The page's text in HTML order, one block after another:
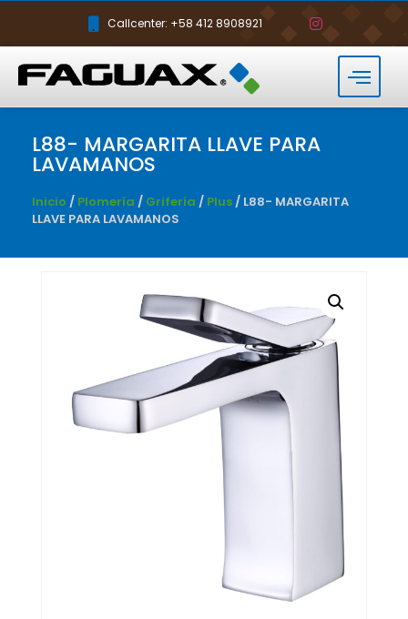
Callcenter: +58 412 8908921
L88- MARGARITA LLAVE PARA
LAVAMANOS
Inicio / Plomería / Grifería / Plus/ L88- MARGARITA
LLAVE PARA LAVAMANOS